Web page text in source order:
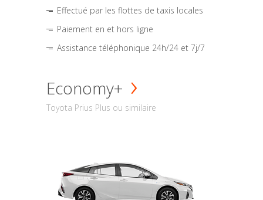
Effectué par les flottes de taxis locales
Paiement en et hors ligne
Assistance téléphonique 24h/24 et 7j/7
Economy+
Toyota Prius Plus ou similaire